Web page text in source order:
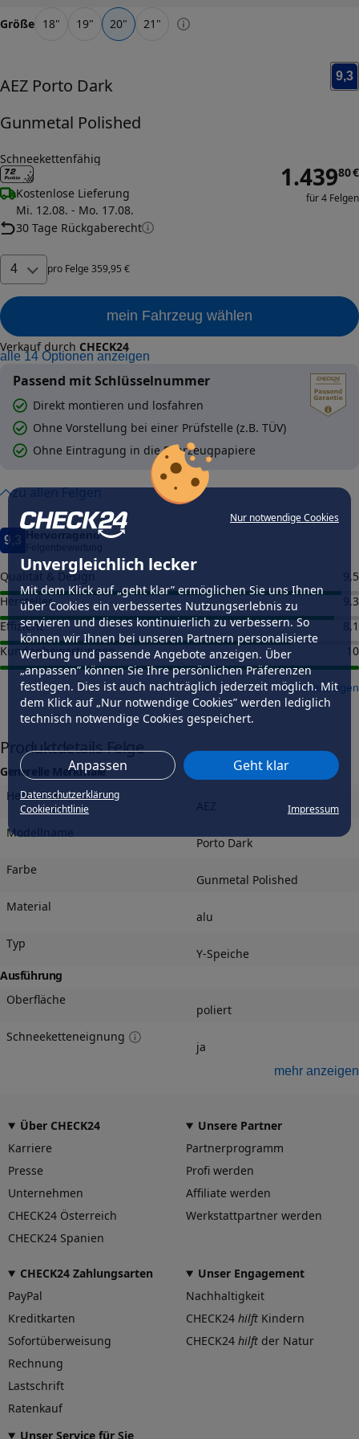
Nur notwendige Cookies
Unvergleichlich lecker
Mit dem Klick auf „geht klar” ermöglichen Sie uns Ihnen
über Cookies ein verbessertes Nutzungserlebnis zu
servieren und dieses kontinuierlich zu verbessern. So
können wir Ihnen bei unseren Partnern personalisierte
Werbung und passende Angebote anzeigen. Über
„anpassen” können Sie Ihre persönlichen Präferenzen
festlegen. Dies ist auch nachträglich jederzeit möglich. Mit
dem Klick auf „Nur notwendige Cookies” werden lediglich
technisch notwendige Cookies gespeichert.
Anpassen Geht klar
Datenschutzerklärung
Cookierichtlinie
Impressum
Größe 18" 19" 20" 21 "
AEZ Porto Dark
Gunmetal Polished
9,3
Schneekettenfähig
Kostenlose Lieferung
Mi. 12.08. - Mo. 17.08.
30 Tage Rückgaberecht
1.43980€
für 4 Felgen
4 pro Felge 359,95 €
mein Fahrzeug wählen
Verkauf durch CHECK24
alle 14 Optionen anzeigen
Passend mit Schlüsselnummer
Direkt montieren und losfahren
Ohne Vorstellung bei einer Prüfstelle (z.B. TÜV)
Ohne Eintragung in die Fahrzeugpapiere
zu allen Felgen
9,3 Hervorragend
Qualität & Design
9,5
Hersteller
9,3
Effizienz
8,1
Kundenbewertungen
10
mehr anzeigen
Produktdetails Felge
Generelle Merkmale
Hersteller
Modellname
Porto Dark
Farbe
Gunmetal Polished
Material
alu
Typ
Y-Speiche
Ausführung
Oberfläche
poliert
Schneeketteneignung
ja
gegossen
Präzisionsgrad
mittel
nein
Felgengutachten
Eintragungsfrei
Freigabe
Gutachten Link
-
Fahrzeug wählen
Dimension
Breite (in Zoll)
mehr anzeigen
Über CHECK24
Karriere
Presse
Unternehmen
CHECK24 Österreich
CHECK24 Spanien
Unsere Partner
Partnerprogramm
Profi werden
Affiliate werden
Werkstattpartner werden
CHECK24 Zahlungsarten
PayPal
Kreditkarten
Sofortüberweisung
Rechnung
Lastschrift
Ratenkauf
Unser Engagement
Nachhaltigkeit
CHECK24 hilft Kindern
CHECK24 hilft der Natur
Unser Service für Sie